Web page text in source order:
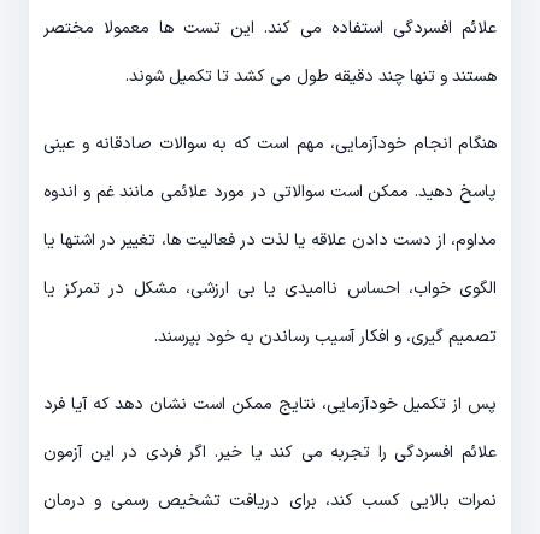
علائم افسردگی استفاده می کند. این تست ها معمولا مختصر
هستند و تنها چند دقیقه طول می کشد تا تکمیل شوند.
هنگام انجام خودآزمایی، مهم است که به سوالات صادقانه و عینی
پاسخ دهید. ممکن است سوالاتی در مورد علائمی مانند غم و اندوه
مداوم، از دست دادن علاقه یا لذت در فعالیت ها، تغییر در اشتها یا
الگوی خواب، احساس ناامیدی یا بی ارزشی، مشکل در تمرکز یا
تصمیم گیری، و افکار آسیب رساندن به خود بپرسند.
پس از تکمیل خودآزمایی، نتایج ممکن است نشان دهد که آیا فرد
علائم افسردگی را تجربه می کند یا خیر. اگر فردی در این آزمون
نمرات بالایی کسب کند، برای دریافت تشخیص رسمی و درمان